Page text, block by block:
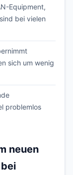
Equipment,
bei vielen
sich um wenig
problemlos
neuen